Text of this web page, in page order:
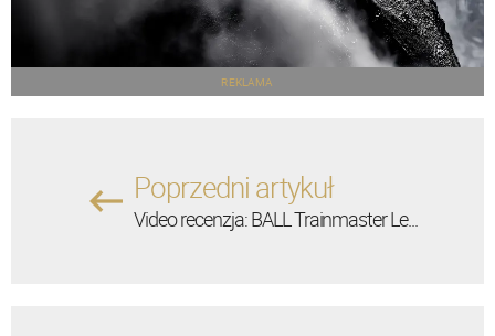
REKLAMA
Poprzedni artykuł
Video recenzja: BALL Trainmaster Le...